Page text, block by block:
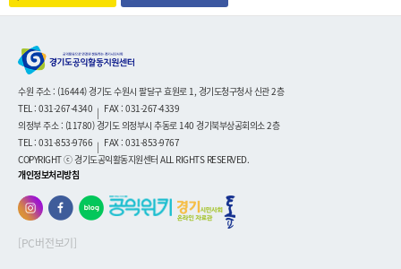
수원 주소 : (16444) 경기도 수원시 팔달구 효원로 1, 경기도청구청사 신관 2층
TEL : 031-267-4340 | FAX : 031-267-4339
의정부 주소 : (11780) 경기도 의정부시 추동로 140 경기북부상공회의소 2층
TEL : 031-853-9766 | FAX : 031-853-9767
COPYRIGHT ⓒ 경기도공익활동지원센터 ALL RIGHTS RESERVED.
개인정보처리방침
[PC버전보기]